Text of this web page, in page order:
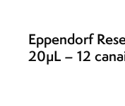
Eppendorf
20µL – 12